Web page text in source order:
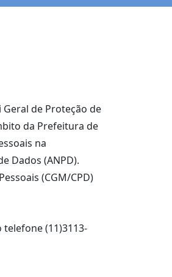
de Proteção de
da Prefeitura de
na
Dados (ANPD).
(CGM/CPD)
telefone (11)3113-